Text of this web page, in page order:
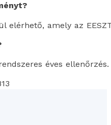
elérhető, amely az
éves ellenőrzés.